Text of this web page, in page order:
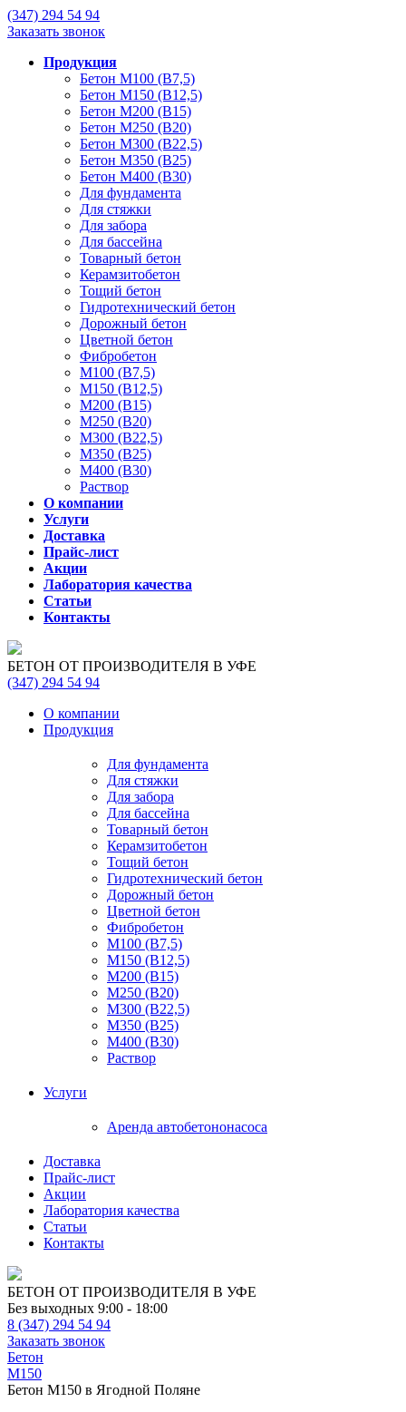
(347) 294 54 94
Заказать звонок
Продукция
Бетон М100 (В7,5)
Бетон М150 (В12,5)
Бетон М200 (В15)
Бетон М250 (В20)
Бетон М300 (В22,5)
Бетон М350 (В25)
Бетон М400 (В30)
Для фундамента
Для стяжки
Для забора
Для бассейна
Товарный бетон
Керамзитобетон
Тощий бетон
Гидротехнический бетон
Дорожный бетон
Цветной бетон
Фибробетон
М100 (В7,5)
М150 (В12,5)
М200 (В15)
М250 (В20)
М300 (В22,5)
М350 (В25)
М400 (В30)
Раствор
О компании
Услуги
Доставка
Прайс-лист
Акции
Лаборатория качества
Статьи
Контакты
БЕТОН ОТ ПРОИЗВОДИТЕЛЯ В УФЕ
(347) 294 54 94
О компании
Продукция
Для фундамента
Для стяжки
Для забора
Для бассейна
Товарный бетон
Керамзитобетон
Тощий бетон
Гидротехнический бетон
Дорожный бетон
Цветной бетон
Фибробетон
М100 (В7,5)
М150 (В12,5)
М200 (В15)
М250 (В20)
М300 (В22,5)
М350 (В25)
М400 (В30)
Раствор
Услуги
Аренда автобетононасоса
Доставка
Прайс-лист
Акции
Лаборатория качества
Статьи
Контакты
БЕТОН ОТ ПРОИЗВОДИТЕЛЯ В УФЕ
Без выходных 9:00 - 18:00
8 (347) 294 54 94
Заказать звонок
Бетон
М150
Бетон М150 в Ягодной Поляне